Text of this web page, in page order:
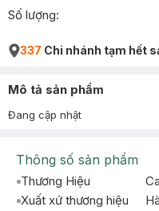
Số lượng:
337 Chi nhánh tạm hết
Mô tả sản phẩm
Đang cập nhật
Thông số sản phẩm
Thương Hiệu
Xuất xứ thương hiệu